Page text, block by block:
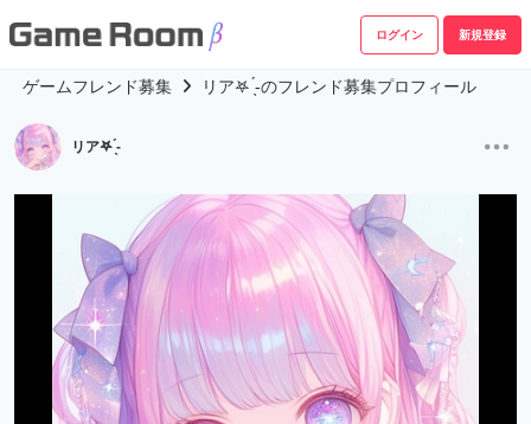
ログイン 新規登録
ゲームフレンド募集 リア𖤐 ̖́-‬のフレンド募集プロフィール
リア𖤐 ̖́-‬